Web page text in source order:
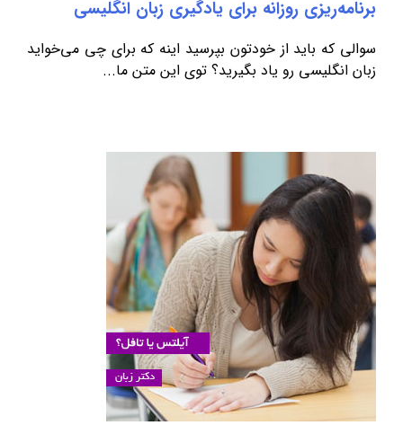
برنامه‌ریزی روزانه برای یادگیری زبان انگلیسی
سوالی که باید از خودتون بپرسید اینه که برای چی می‌خواید
زبان انگلیسی رو یاد بگیرید؟ توی این متن ما...